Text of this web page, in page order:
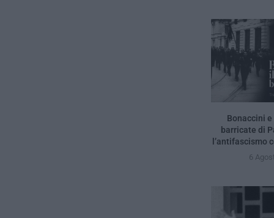
Bonaccini
barricate di
l’antifascismo
6